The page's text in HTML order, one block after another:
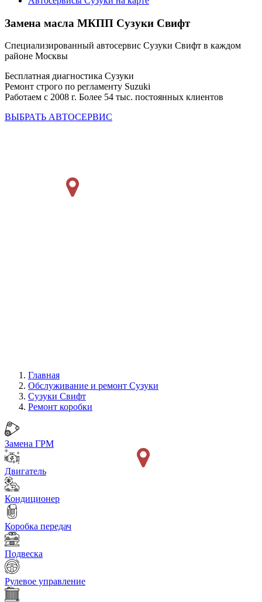
Замена масла МКПП Сузуки Свифт
Специализированный автосервис Сузуки Свифт в каждом
районе Москвы
Бесплатная диагностика Сузуки
Ремонт строго по регламенту Suzuki
Работаем с 2008 г. Более 54 тыс. постоянных клиентов
ВЫБРАТЬ АВТОСЕРВИС
Главная
Обслуживание и ремонт Сузуки
Сузуки Свифт
Ремонт коробки
Замена ГРМ
Двигатель
Кондиционер
Коробка передач
Подвеска
Рулевое управление